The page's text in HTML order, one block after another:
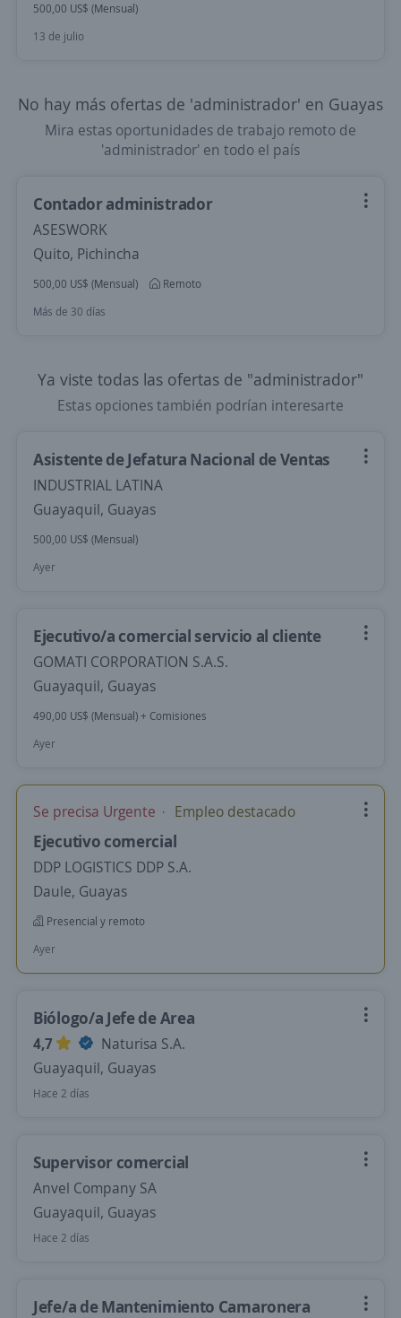
500,00 US$ (Mensual)
13 de julio
No hay más ofertas de 'administrador' en Guayas
Mira estas oportunidades de trabajo remoto de
'administrador' en todo el país
Contador administrador
ASESWORK
Quito, Pichincha
500,00 US$ (Mensual)
Remoto
Más de 30 días
Ya viste todas las ofertas de "administrador"
Estas opciones también podrían interesarte
Asistente de Jefatura Nacional de Ventas
INDUSTRIAL LATINA
Guayaquil, Guayas
500,00 US$ (Mensual)
Ayer
Ejecutivo/a comercial servicio al cliente
GOMATI CORPORATION S.A.S.
Guayaquil, Guayas
490,00 US$ (Mensual) + Comisiones
Ayer
Se precisa Urgente Empleo destacado
Ejecutivo comercial
DDP LOGISTICS DDP S.A.
Daule, Guayas
Presencial y remoto
Ayer
Biólogo/a Jefe de Area
4,7
Naturisa S.A.
Guayaquil, Guayas
Hace 2 días
Supervisor comercial
Anvel Company SA
Guayaquil, Guayas
Hace 2 días
Jefe/a de Mantenimiento Camaronera